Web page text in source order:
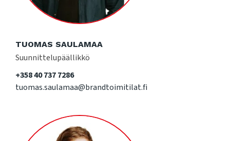
TUOMAS SAULAMAA
Suunnittelupäällikkö
+358 40 737 7286
tuomas.saulamaa@brandtoimitilat.fi